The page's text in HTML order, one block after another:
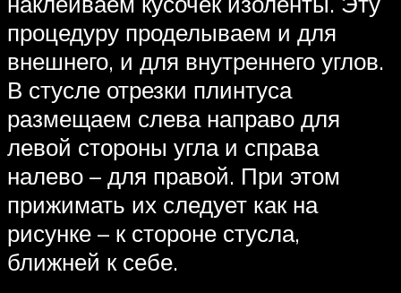
процедуру проделываем и для
внешнего, и для внутреннего углов.
В стусле отрезки плинтуса
размещаем слева направо для
левой стороны угла и справа
налево – для правой. При этом
прижимать их следует как на
рисунке – к стороне стусла,
ближней к себе.